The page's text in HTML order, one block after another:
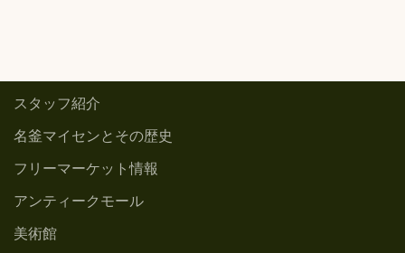
スタッフ紹介
名釜マイセンとその歴史
フリーマーケット情報
アンティークモール
美術館